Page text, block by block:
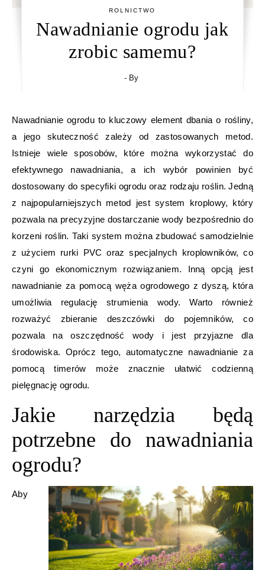
ROLNICTWO
Nawadnianie ogrodu jak
zrobic samemu?
- By
Nawadnianie ogrodu to kluczowy element dbania o rośliny,
a jego skuteczność zależy od zastosowanych metod.
Istnieje wiele sposobów, które można wykorzystać do
efektywnego nawadniania, a ich wybór powinien być
dostosowany do specyfiki ogrodu oraz rodzaju roślin. Jedną
z najpopularniejszych metod jest system kroplowy, który
pozwala na precyzyjne dostarczanie wody bezpośrednio do
korzeni roślin. Taki system można zbudować samodzielnie
z użyciem rurki PVC oraz specjalnych kroplowników, co
czyni go ekonomicznym rozwiązaniem. Inną opcją jest
nawadnianie za pomocą węża ogrodowego z dyszą, która
umożliwia regulację strumienia wody. Warto również
rozważyć zbieranie deszczówki do pojemników, co
pozwala na oszczędność wody i jest przyjazne dla
środowiska. Oprócz tego, automatyczne nawadnianie za
pomocą timerów może znacznie ułatwić codzienną
pielęgnację ogrodu.
Jakie narzędzia będą
potrzebne do nawadniania
ogrodu?
Aby